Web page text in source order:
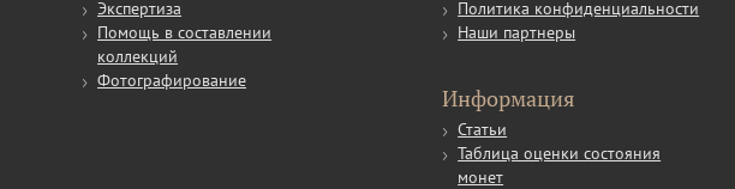
Экспертиза
Помощь в составлении
коллекций
Фотографирование
Политика конфиденциальности
Наши партнеры
Информация
Статьи
Таблица оценки состояния
монет